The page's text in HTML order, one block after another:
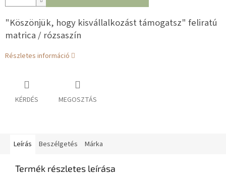
"Köszönjük, hogy kisvállalkozást támogatsz" feliratú
matrica / rózsaszín
Részletes információ
KÉRDÉS MEGOSZTÁS
Leírás Beszélgetés Márka
Termék részletes leírása